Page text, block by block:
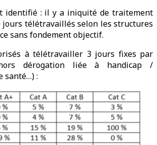
identifié : il y a iniquité de traitement
jours télétravaillés selon les structures
sans fondement objectif.
à télétravailler 3 jours fixes par
dérogation liée à handicap /
santé…) :